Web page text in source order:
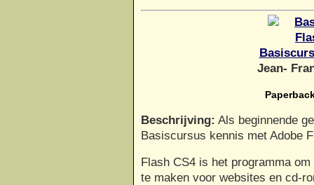
Jean-
Beschrijving: Als beginnende
Basiscursus kennis met Adobe
Flash CS4 is het programma
te maken voor websites en cd-